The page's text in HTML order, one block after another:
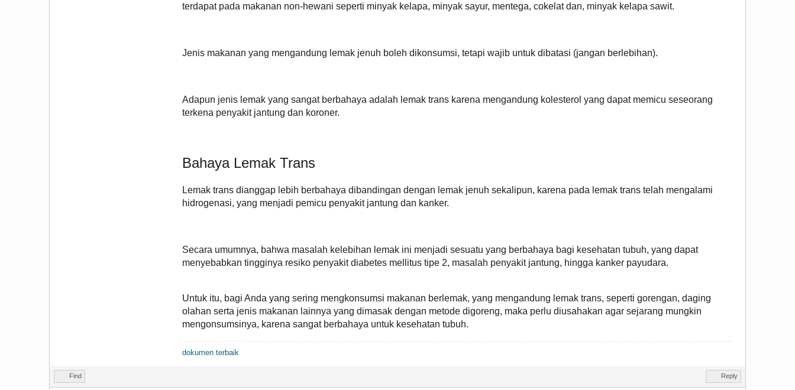
terdapat pada makanan non-hewani seperti minyak kelapa, minyak sayur, mentega, cokelat dan, minyak kelapa sawit.
Jenis makanan yang mengandung lemak jenuh boleh dikonsumsi, tetapi wajib untuk dibatasi (jangan berlebihan).
Adapun jenis lemak yang sangat berbahaya adalah lemak trans karena mengandung kolesterol yang dapat memicu seseorang
terkena penyakit jantung dan koroner.
Bahaya Lemak Trans
Lemak trans dianggap lebih berbahaya dibandingan dengan lemak jenuh sekalipun, karena pada lemak trans telah mengalami
hidrogenasi, yang menjadi pemicu penyakit jantung dan kanker.
Secara umumnya, bahwa masalah kelebihan lemak ini menjadi sesuatu yang berbahaya bagi kesehatan tubuh, yang dapat
menyebabkan tingginya resiko penyakit diabetes mellitus tipe 2, masalah penyakit jantung, hingga kanker payudara.
Untuk itu, bagi Anda yang sering mengkonsumsi makanan berlemak, yang mengandung lemak trans, seperti gorengan, daging
olahan serta jenis makanan lainnya yang dimasak dengan metode digoreng, maka perlu diusahakan agar sejarang mungkin
mengonsumsinya, karena sangat berbahaya untuk kesehatan tubuh.
dokumen terbaik
Find Reply